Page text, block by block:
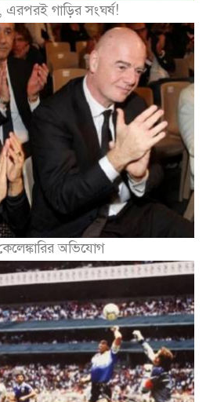
এরপরই গাড়ির সংঘর্ষ!
অভিযোগ